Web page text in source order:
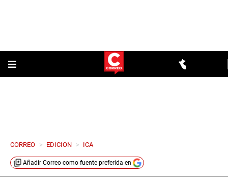
CORREO > EDICION > ICA
Añadir Correo como fuente preferida en